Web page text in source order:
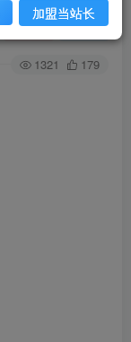
关注 私信
1321 179
加盟当站长